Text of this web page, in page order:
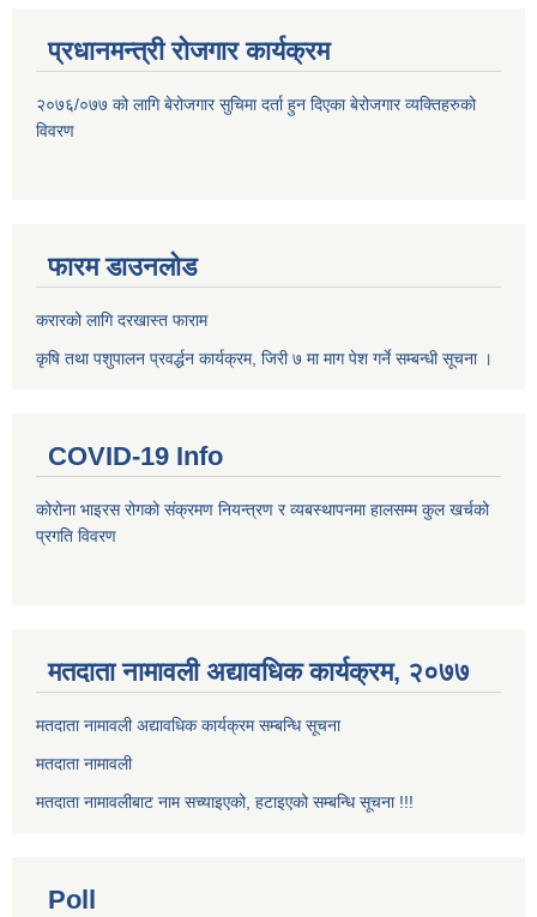
प्रधानमन्त्री रोजगार कार्यक्रम
२०७६/०७७ को लागि बेरोजगार सुचिमा दर्ता हुन दिएका बेरोजगार व्यक्तिहरुको
विवरण
फारम डाउनलोड
करारको लागि दरखास्त फाराम
कृषि तथा पशुपालन प्रवर्द्धन कार्यक्रम, जिरी ७ मा माग पेश गर्ने सम्बन्धी सूचना ।
COVID-19 Info
कोरोना भाइरस रोगको संक्रमण नियन्त्रण र व्यबस्थापनमा हालसम्म कुल खर्चको
प्रगति विवरण
मतदाता नामावली अद्यावधिक कार्यक्रम, २०७७
मतदाता नामावली अद्यावधिक कार्यक्रम सम्बन्धि सूचना
मतदाता नामावली
मतदाता नामावलीबाट नाम सच्याइएको, हटाइएको सम्बन्धि सूचना !!!
Poll